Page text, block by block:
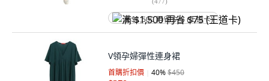
满 $1,500 再省 $75 (王道卡)
V領孕婦彈性連身裙
首購折扣價 40%$450